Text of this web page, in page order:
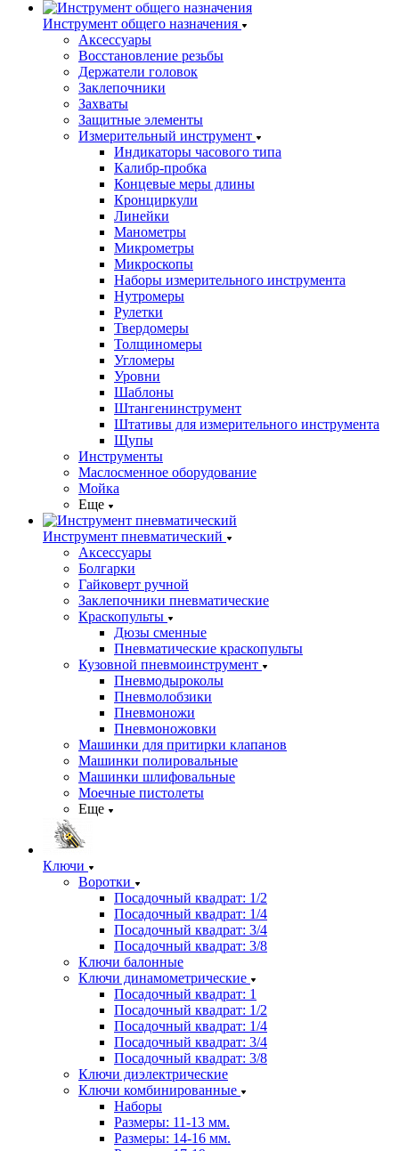
Инструмент общего назначения
Аксессуары
Восстановление резьбы
Держатели головок
Заклепочники
Захваты
Защитные элементы
Измерительный инструмент
Индикаторы часового типа
Калибр-пробка
Концевые меры длины
Кронциркули
Линейки
Манометры
Микрометры
Микроскопы
Наборы измерительного инструмента
Нутромеры
Рулетки
Твердомеры
Толщиномеры
Угломеры
Уровни
Шаблоны
Штангенинструмент
Штативы для измерительного инструмента
Щупы
Инструменты
Маслосменное оборудование
Мойка
Еще
Инструмент пневматический
Аксессуары
Болгарки
Гайковерт ручной
Заклепочники пневматические
Краскопульты
Дюзы сменные
Пневматические краскопульты
Кузовной пневмоинструмент
Пневмодыроколы
Пневмолобзики
Пневмоножи
Пневмоножовки
Машинки для притирки клапанов
Машинки полировальные
Машинки шлифовальные
Моечные пистолеты
Еще
Ключи
Воротки
Посадочный квадрат: 1/2
Посадочный квадрат: 1/4
Посадочный квадрат: 3/4
Посадочный квадрат: 3/8
Ключи балонные
Ключи динамометрические
Посадочный квадрат: 1
Посадочный квадрат: 1/2
Посадочный квадрат: 1/4
Посадочный квадрат: 3/4
Посадочный квадрат: 3/8
Ключи диэлектрические
Ключи комбинированные
Наборы
Размеры: 11-13 мм.
Размеры: 14-16 мм.